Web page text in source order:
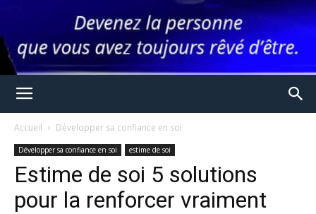
Accueil Développer sa confiance en soi
Développer sa confiance en soi estime de soi
Estime de soi 5 solutions
pour la renforcer vraiment